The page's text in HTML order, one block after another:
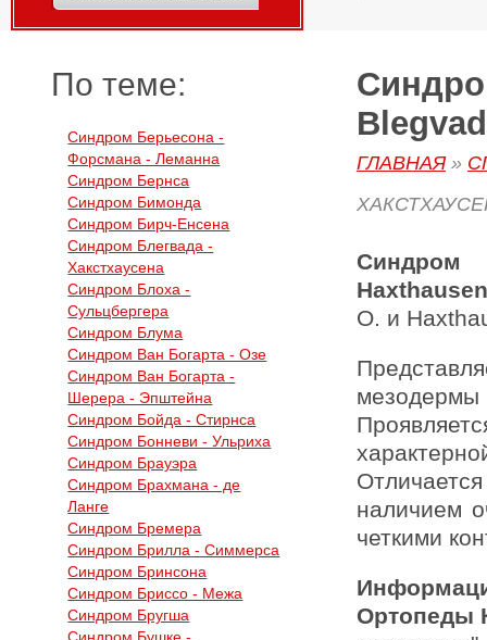
По теме:
Синдром Берьесона -
Форсмана - Леманна
Синдром Бернса
Синдром Бимонда
Синдром Бирч-Енсена
Синдром Блегвада -
Хакстхаусена
Синдром Блоха -
Сульцбергера
Синдром Блума
Синдром Ван Богарта - Озе
Синдром Ван Богарта -
Шерера - Эпштейна
Синдром Бойда - Стирнса
Синдром Бонневи - Ульриха
Синдром Брауэра
Синдром Брахмана - де
Ланге
Синдром Бремера
Синдром Брилла - Симмерса
Синдром Бринсона
Синдром Бриссо - Межа
Синдром Бругша
ГЛАВНАЯ»
Синдром
Haxthausen
О. и
мезодермы
наличием
четкими
Ортопеды